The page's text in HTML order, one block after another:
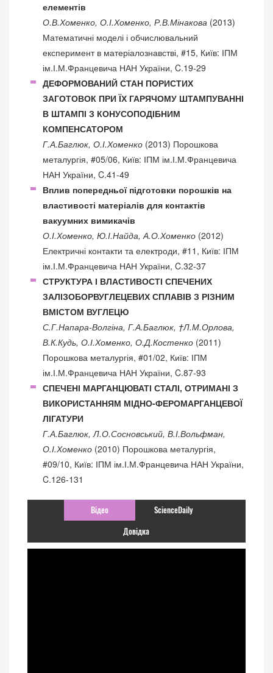
елементів
О.В.Хоменко, О.І.Хоменко, Р.В.Мінакова (2013)
Математичні моделі і обчислювальний
експеримент в матеріалознавстві, #15, Київ: ІПМ
ім.І.М.Францевича НАН України, C.19-29
ДЕФОРМОВАНИЙ СТАН ПОРИСТИХ
ЗАГОТОВОК ПРИ ЇХ ГАРЯЧОМУ ШТАМПУВАННІ
В ШТАМПІ З КОНУСОПОДІБНИМ
КОМПЕНСАТОРОМ
Г.А.Баглюк, О.І.Хоменко (2013) Порошкова
металургія, #05/06, Київ: ІПМ ім.І.М.Францевича
НАН України, C.41-49
Вплив попередньої підготовки порошків на
властивості матеріалів для контактів
вакуумних вимикачів
О.І.Хоменко, Ю.І.Найда, А.О.Хоменко (2012)
Електричні контакти та електроди, #11, Київ: ІПМ
ім.І.М.Францевича НАН України, C.32-37
СТРУКТУРА І ВЛАСТИВОСТІ СПЕЧЕНИХ
ЗАЛІЗОБОРВУГЛЕЦЕВИХ СПЛАВІВ З РІЗНИМ
ВМІСТОМ ВУГЛЕЦЮ
С.Г.Напара-Волгіна, Г.А.Баглюк, †Л.М.Орлова,
В.К.Кудь, О.І.Хоменко, О.Д.Костенко (2011)
Порошкова металургія, #01/02, Київ: ІПМ
ім.І.М.Францевича НАН України, C.87-93
СПЕЧЕНІ МАРГАНЦЮВАТІ СТАЛІ, ОТРИМАНІ З
ВИКОРИСТАННЯМ МІДНО-ФЕРОМАРГАНЦЕВОЇ
ЛІГАТУРИ
Г.А.Баглюк, Л.О.Сосновський, В.І.Вольфман,
О.І.Хоменко (2010) Порошкова металургія,
#09/10, Київ: ІПМ ім.І.М.Францевича НАН України,
C.126-131
Відео ScienceDaily
Довідка